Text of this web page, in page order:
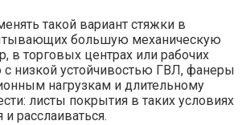
такой вариант стяжки в
большую механическую
в торговых центрах или рабочих
с низкой устойчивостью ГВЛ, фанеры
нагрузкам и длительному
листы покрытия в таких условиях
расслаиваться.